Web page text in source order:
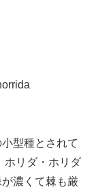
型種とされて
ホリダ・ホリダ
が濃くて棘も厳